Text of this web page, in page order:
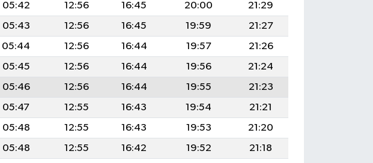
05:42 12:56 16:45 20:00
21:29
05:43 12:56 16:45 19:59
21:27
05:44 12:56 16:44 19:57
21:26
05:45 12:56 16:44 19:56
21:24
05:46 12:56 16:44 19:55
21:23
05:47 12:55 16:43 19:54
21:21
05:48 12:55 16:43 19:53
21:20
05:48 12:55 16:42 19:52
21:18